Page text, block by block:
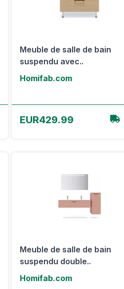
Meuble de salle de bain
suspendu avec..
Homifab.com
EUR429.99
Meuble de salle de bain
suspendu double..
Homifab.com